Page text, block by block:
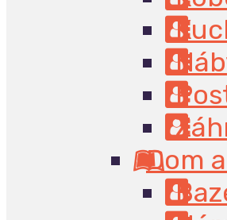
Dom